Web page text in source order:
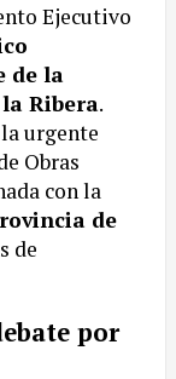
Ejecutivo
de la
Ribera.
urgente
Obras
con la
de
de
por